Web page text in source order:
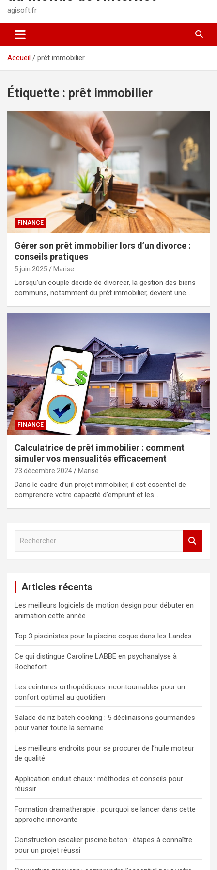
agisoft.fr
Accueil prêt immobilier
Étiquette : prêt immobilier
FINANCE
Gérer son prêt immobilier lors d’un divorce :
conseils pratiques
5 juin 2025 Marise
Lorsqu’un couple décide de divorcer, la gestion des biens
communs, notamment du prêt immobilier, devient une…
FINANCE
Calculatrice de prêt immobilier : comment
simuler vos mensualités efficacement
23 décembre 2024 Marise
Dans le cadre d’un projet immobilier, il est essentiel de
comprendre votre capacité d’emprunt et les…
h
e
r
Articles récents
Les meilleurs logiciels de motion design pour débuter en
animation cette année
Top 3 piscinistes pour la piscine coque dans les Landes
Ce qui distingue Caroline LABBE en psychanalyse à
Rochefort
Les ceintures orthopédiques incontournables pour un
confort optimal au quotidien
Salade de riz batch cooking : 5 déclinaisons gourmandes
pour varier toute la semaine
Les meilleurs endroits pour se procurer de l’huile moteur
de qualité
Application enduit chaux : méthodes et conseils pour
réussir
Formation dramatherapie : pourquoi se lancer dans cette
approche innovante
Construction escalier piscine beton : étapes à connaître
pour un projet réussi